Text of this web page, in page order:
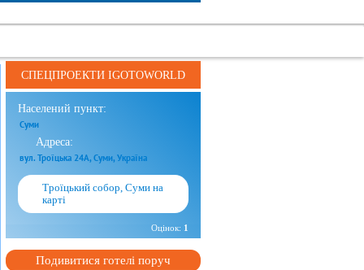
СПЕЦПРОЕКТИ IGOTOWORLD
Населений пункт:
Суми
Адреса:
вул. Троїцька 24А, Суми, Україна
Троїцький собор, Суми на
карті
Оцінок: 1
Подивитися готелі поруч